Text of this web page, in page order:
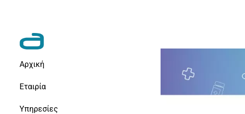
Αρχική
Εταιρία
Υπηρεσίες